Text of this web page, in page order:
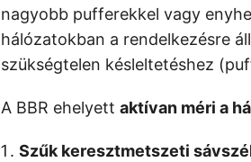
nagyobb pufferekkel vagy
hálózatokban a rendelkezésre
szükségtelen késleltetéshez
A BBR ehelyett aktívan méri a
Szűk keresztmetszeti